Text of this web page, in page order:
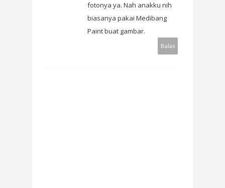
fotonya ya. Nah anakku nih
biasanya pakai Medibang
Paint buat gambar.
Balas